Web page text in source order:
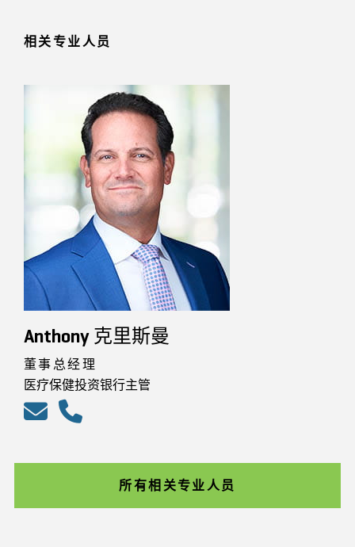
相关专业人员
Anthony 克里斯曼
董事总经理
医疗保健投资银行主管
所有相关专业人员